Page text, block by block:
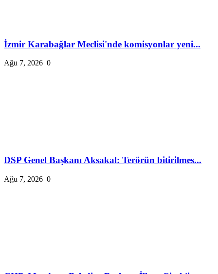
İzmir Karabağlar Meclisi'nde komisyonlar yeni...
Ağu 7, 2026 0
DSP Genel Başkanı Aksakal: Terörün bitirilmes...
Ağu 7, 2026 0